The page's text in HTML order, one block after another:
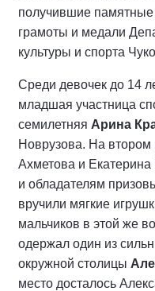
получившие
грамоты и медали
культуры и спорта
Среди девочек до 14
младшая участница
семилетняя Арина
Новрузова. На втором
Ахметова и
и обладателям
вручили мягкие
мальчиков в этой же
одержал один из
окружной столицы
место досталось